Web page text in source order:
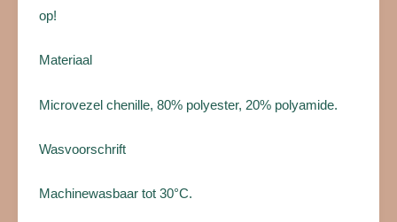
op!
Materiaal
Microvezel chenille, 80% polyester, 20% polyamide.
Wasvoorschrift
Machinewasbaar tot 30°C.